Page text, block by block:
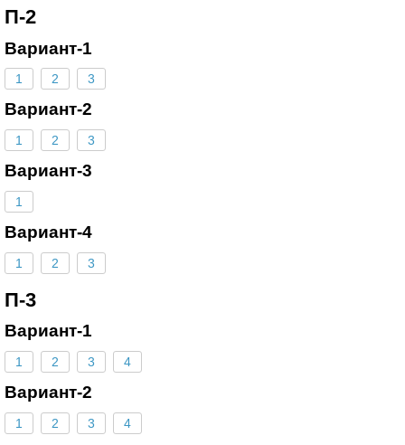
П-2
Вариант-1
1 2 3
Вариант-2
1 2 3
Вариант-3
1
Вариант-4
1 2 3
П-3
Вариант-1
1 2 3 4
Вариант-2
1 2 3 4